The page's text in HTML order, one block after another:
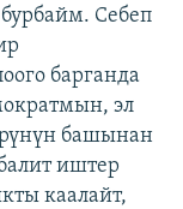
Себеп
барганда
эл
башынан
иштер
каалайт,